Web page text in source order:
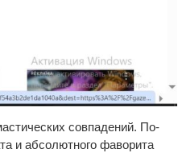
совпадений. По-
и абсолютного фаворита